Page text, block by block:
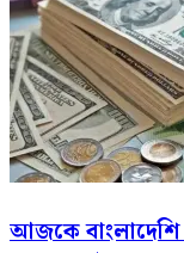
আজকে বাংলাদেশি